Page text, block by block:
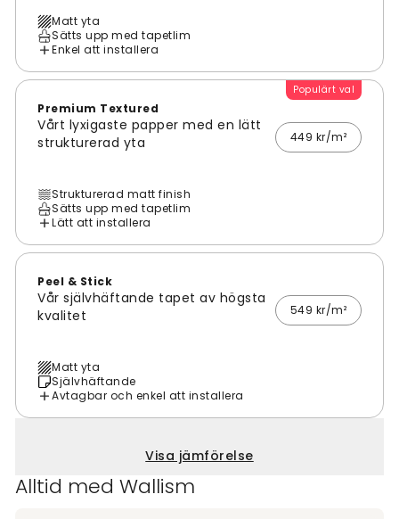
Matt yta
Sätts upp med tapetlim
Enkel att installera
Populärt val
Premium Textured
Vårt lyxigaste papper med en lätt
strukturerad yta
449 kr/m²
Strukturerad matt finish
Sätts upp med tapetlim
Lätt att installera
Peel & Stick
Vår självhäftande tapet av högsta
kvalitet
549 kr/m²
Matt yta
Självhäftande
Avtagbar och enkel att installera
Visa jämförelse
Alltid med Wallism